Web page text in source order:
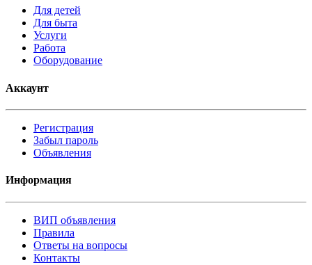
Для детей
Для быта
Услуги
Работа
Оборудование
Аккаунт
Регистрация
Забыл пароль
Объявления
Информация
ВИП объявления
Правила
Ответы на вопросы
Контакты